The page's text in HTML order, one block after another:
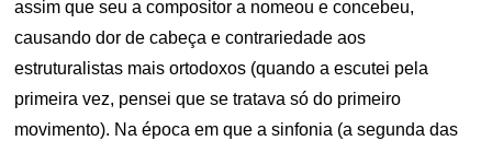
assim que seu a compositor a nomeou e concebeu,
causando dor de cabeça e contrariedade aos
estruturalistas mais ortodoxos (quando a escutei pela
primeira vez, pensei que se tratava só do primeiro
movimento). Na época em que a sinfonia (a segunda das